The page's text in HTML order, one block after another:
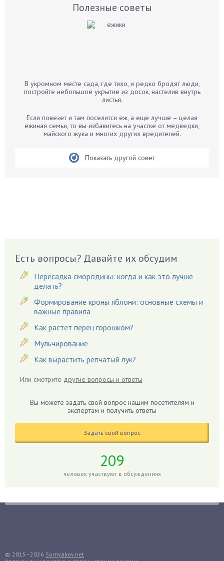
Бархатцы
Белые грибы
Бирючина
Вишня
Вредители
Гардения
Гацания
Гвоздики
Георгины
Герань
Гиацинт
Гиппеаструм
Годжи
Голубика
Гуава
Полезные советы
В укромном месте сада, где тихо, и редко бродят люди,
постройте небольшое укрытие из досок, настелив внутрь
листья.
Если повезет и там поселится еж, а еще лучше – целая
ежиная семья, то вы избавитесь на участке от медведки,
майского жука и многих других вредителей.
Показать другой совет
Есть вопросы? Давайте их обсудим
Пересадка смородины: когда и как это лучше
делать?
Формирование кроны яблони: основные схемы и
важные правила
Как растет перец горошком?
Мульчирование
Как вырастить репчатый лук?
Или смотрите другие вопросы и ответы
Вы можете задать свой вопрос нашим посетителям и
экспертам и получить ответы
Задать свой вопрос
209
человек участвуют в обсуждениях
© 2015–2026 Sornyakov.net